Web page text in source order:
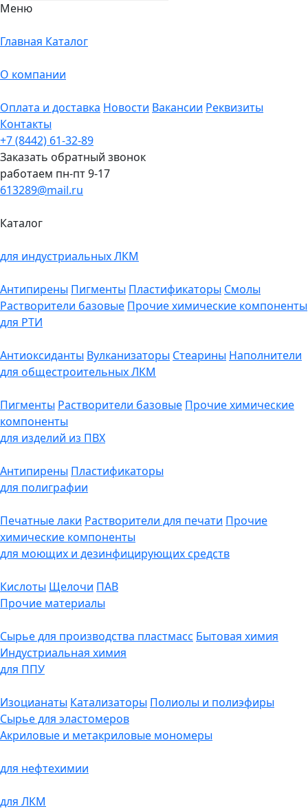
Меню
Главная Каталог
О компании
Оплата и доставка Новости Вакансии Реквизиты
Контакты
+7 (8442) 61-32-89
Заказать обратный звонок
работаем пн-пт 9-17
613289@mail.ru
Каталог
для индустриальных ЛКМ
Антипирены Пигменты Пластификаторы Смолы
Растворители базовые Прочие химические компоненты
для РТИ
Антиоксиданты Вулканизаторы Стеарины Наполнители
для общестроительных ЛКМ
Пигменты Растворители базовые Прочие химические
компоненты
для изделий из ПВХ
Антипирены Пластификаторы
для полиграфии
Печатные лаки Растворители для печати Прочие
химические компоненты
для моющих и дезинфицирующих средств
Кислоты Щелочи ПАВ
Прочие материалы
Сырье для производства пластмасс Бытовая химия
Индустриальная химия
для ППУ
Изоцианаты Катализаторы Полиолы и полиэфиры
Сырье для эластомеров
Акриловые и метакриловые мономеры
для нефтехимии
для ЛКМ